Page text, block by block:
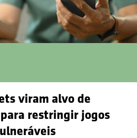
viram alvo de
restringir jogos